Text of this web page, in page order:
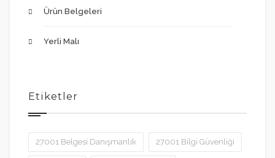
Ürün Belgeleri
Yerli Malı
Etiketler
27001 Belgesi Danışmanlık 27001 Bilgi Güvenliği